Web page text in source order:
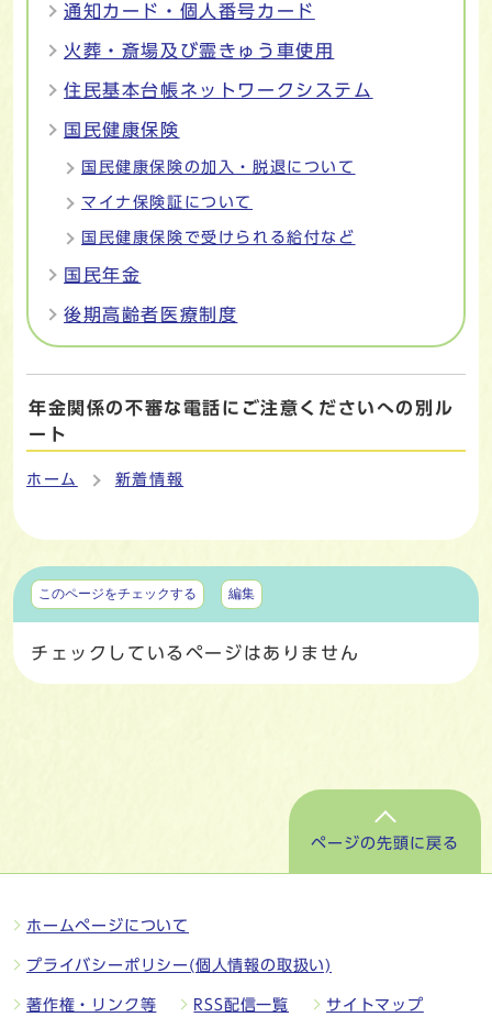
通知カード・個人番号カード
火葬・斎場及び霊きゅう車使用
住民基本台帳ネットワークシステム
国民健康保険
国民健康保険の加入・脱退について
マイナ保険証について
国民健康保険で受けられる給付など
国民年金
後期高齢者医療制度
年金関係の不審な電話にご注意くださいへの別ル
ート
ホーム 新着情報
マイページ
このページをチェックする 編集
チェックしているページはありません
ページの先頭に戻る
ホームページについて
プライバシーポリシー(個人情報の取扱い)
著作権・リンク等 RSS配信一覧 サイトマップ